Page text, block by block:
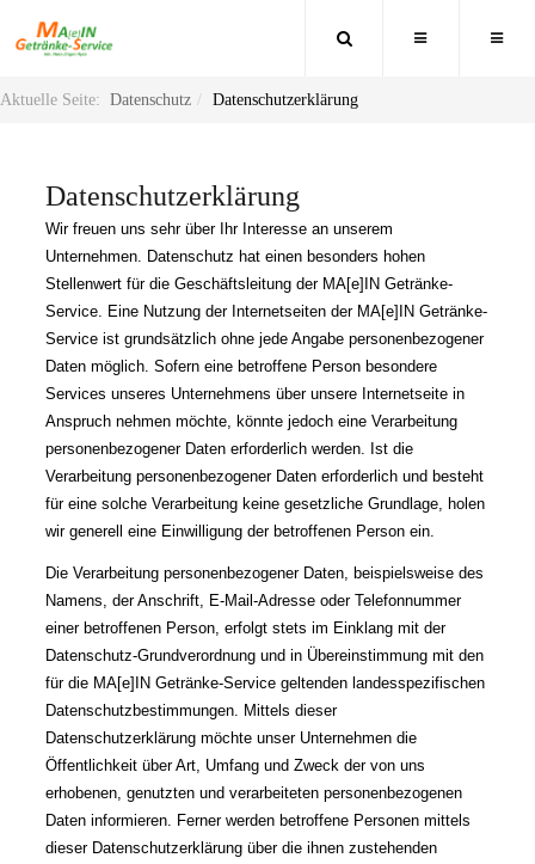
Aktuelle Seite: Datenschutz Datenschutzerklärung
Datenschutzerklärung
Wir freuen uns sehr über Ihr Interesse an unserem
Unternehmen. Datenschutz hat einen besonders hohen
Stellenwert für die Geschäftsleitung der MA[e]IN Getränke-
Service. Eine Nutzung der Internetseiten der MA[e]IN Getränke-
Service ist grundsätzlich ohne jede Angabe personenbezogener
Daten möglich. Sofern eine betroffene Person besondere
Services unseres Unternehmens über unsere Internetseite in
Anspruch nehmen möchte, könnte jedoch eine Verarbeitung
personenbezogener Daten erforderlich werden. Ist die
Verarbeitung personenbezogener Daten erforderlich und besteht
für eine solche Verarbeitung keine gesetzliche Grundlage, holen
wir generell eine Einwilligung der betroffenen Person ein.
Die Verarbeitung personenbezogener Daten, beispielsweise des
Namens, der Anschrift, E-Mail-Adresse oder Telefonnummer
einer betroffenen Person, erfolgt stets im Einklang mit der
Datenschutz-Grundverordnung und in Übereinstimmung mit den
für die MA[e]IN Getränke-Service geltenden landesspezifischen
Datenschutzbestimmungen. Mittels dieser
Datenschutzerklärung möchte unser Unternehmen die
Öffentlichkeit über Art, Umfang und Zweck der von uns
erhobenen, genutzten und verarbeiteten personenbezogenen
Daten informieren. Ferner werden betroffene Personen mittels
dieser Datenschutzerklärung über die ihnen zustehenden